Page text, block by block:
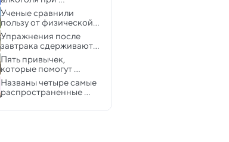
депрессии
Ученые сравнили
пользу от физической
активности на свежем
воздухе и в помещении
Упражнения после
завтрака сдерживают
скачки сахара в крови
и аппетит у женщин
Пять привычек,
которые помогут
замедлить старение
Названы четыре самые
распространенные
ошибки во время
кардиотренировок